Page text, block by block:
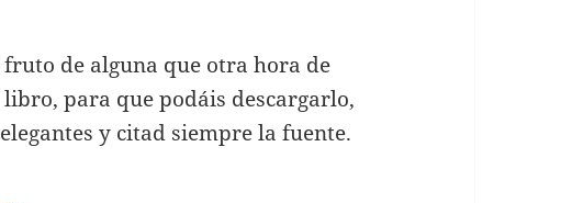
de alguna que otra hora de
para que podáis descargarlo,
y citad siempre la fuente.